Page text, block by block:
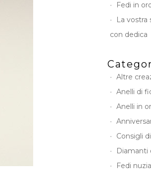
Fedi in
La vostra
con dedica
Altre
Anelli di
Anelli in
Consigli
Diamanti
Fedi